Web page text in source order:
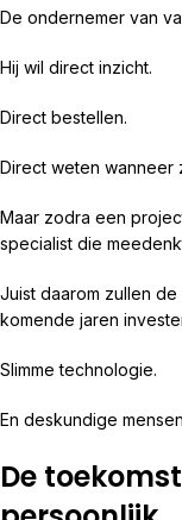
De ondernemer van
Hij wil direct inzicht.
Direct bestellen.
Direct weten wanneer
Maar zodra een
specialist die
Juist daarom zullen
komende jaren
Slimme technologie.
En deskundige
De